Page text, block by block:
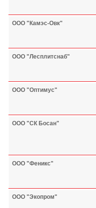
ООО "Камэс-Овк"
ООО "Лесплитснаб"
ООО "Оптимус"
ООО "СК Босан"
ООО "Феникс"
ООО "Экопром"